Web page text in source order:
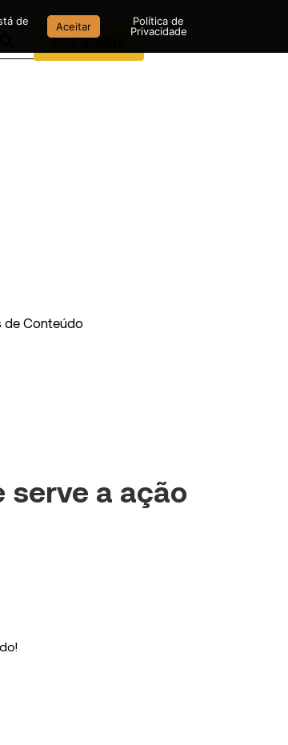
DOE AGORA
de Conteúdo
serve a ação
de
Aceitar
Política de
Privacidade